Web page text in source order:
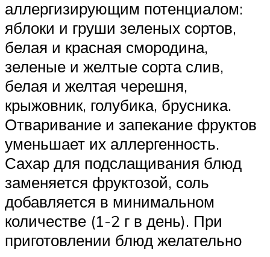
аллергизирующим потенциалом:
яблоки и груши зеленых сортов,
белая и красная смородина,
зеленые и желтые сорта слив,
белая и желтая черешня,
крыжовник, голубика, брусника.
Отваривание и запекание фруктов
уменьшает их аллергенность.
Сахар для подслащивания блюд
заменяется фруктозой, соль
добавляется в минимальном
количестве (1-2 г в день). При
приготовлении блюд желательно